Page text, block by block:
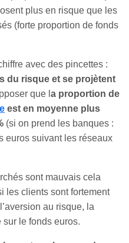
plus en risque que les
(forte proportion de fonds
avec des pincettes :
du risque et se projètent
que l a proportion de
est en moyenne plus
(si on prend les banques :
euros suivant les réseaux
sont mauvais cela
les clients sont fortement
au risque, la
le fonds euros.